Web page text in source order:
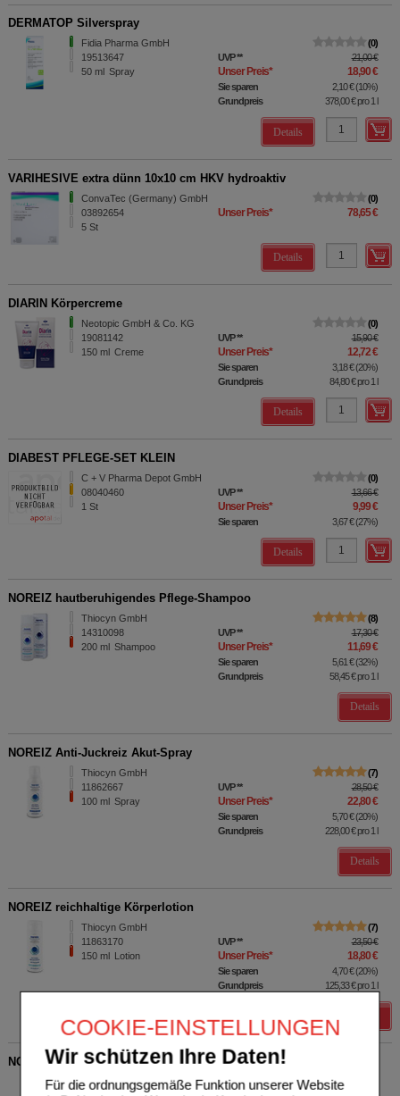
COOKIE-EINSTELLUNGEN
Wir schützen Ihre Daten!
Für die ordnungsgemäße Funktion unserer Website
DERMATOP Silverspray
Fidia Pharma GmbH
19513647
50 ml Spray
0
UVP** 21,00 €
Unser Preis* 18,90 €
Sie sparen 2,10 €(10%)
Grundpreis
378,00 €pro 1 l
Details
VARIHESIVE extra dünn 10x10 cm HKV hydroaktiv
ConvaTec (Germany) GmbH
03892654
5 St
0
Unser Preis* 78,65 €
Details
DIARIN Körpercreme
Neotopic GmbH & Co. KG
19081142
150 ml Creme
0
UVP** 15,90 €
Unser Preis* 12,72 €
Sie sparen 3,18 €(20%)
Grundpreis
84,80 €pro 1 l
Details
DIABEST PFLEGE-SET KLEIN
C + V Pharma Depot GmbH
08040460
1 St
0
UVP** 13,66 €
Unser Preis* 9,99 €
Sie sparen 3,67 €(27%)
Details
NOREIZ hautberuhigendes Pflege-Shampoo
Thiocyn GmbH
14310098
200 ml Shampoo
8
UVP** 17,30 €
Unser Preis* 11,69 €
Sie sparen 5,61 €(32%)
Grundpreis
58,45 €pro 1 l
Details
NOREIZ Anti-Juckreiz Akut-Spray
Thiocyn GmbH
11862667
100 ml Spray
7
UVP** 28,50 €
Unser Preis* 22,80 €
Sie sparen 5,70 €(20%)
Grundpreis
228,00 €pro 1 l
Details
NOREIZ reichhaltige Körperlotion
Thiocyn GmbH
11863170
150 ml Lotion
7
UVP** 23,50 €
Unser Preis* 18,80 €
Sie sparen 4,70 €(20%)
Grundpreis
125,33 €pro 1 l
NOREIZ reichhaltige Gesichtscreme
Thiocyn GmbH